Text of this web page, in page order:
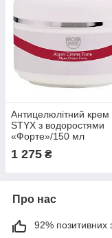
Антицелюлітний крем
STYX з водоростями
«Форте»/150 мл
1 275 ₴
Про нас
92% позитивних з